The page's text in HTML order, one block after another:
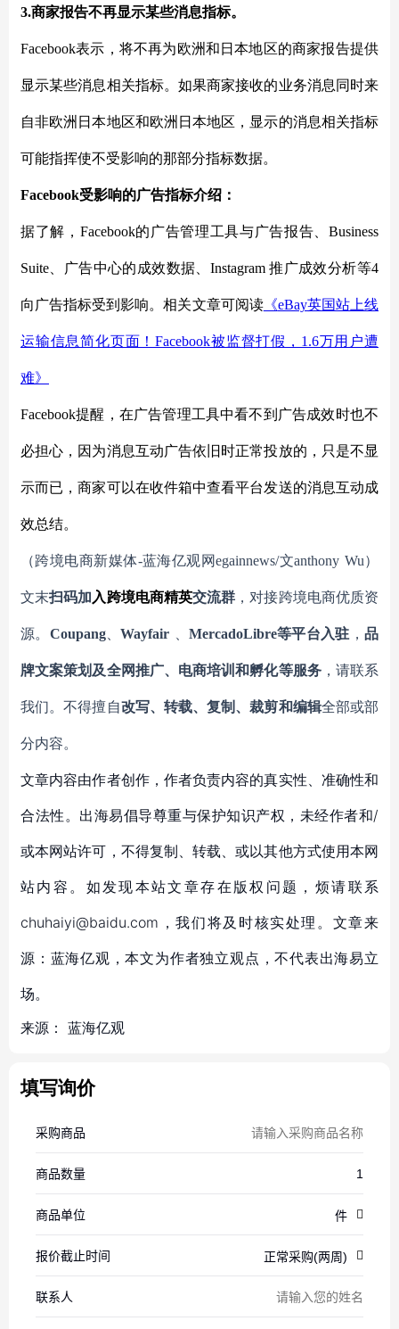
3.商家报告不再显示某些消息指标。
Facebook表示，将不再为欧洲和日本地区的商家报告提供
显示某些消息相关指标。如果商家接收的业务消息同时来
自非欧洲日本地区和欧洲日本地区，显示的消息相关指标
可能指挥使不受影响的那部分指标数据。
Facebook受影响的广告指标介绍：
据了解， Facebook的广告管理工具与广告报告、Business
Suite、广告中心的成效数据、Instagram 推广成效分析等4
向广告指标受到影响。相关文章可阅读《eBay英国站上线
运输信息简化页面！Facebook被监督打假，1.6万用户遭
难》
Facebook提醒，在广告管理工具中看不到广告成效时也不
必担心，因为消息互动广告依旧时正常投放的，只是不显
示而已，商家可以在收件箱中查看平台发送的消息互动成
效总结。
（跨境电商新媒体-蓝海亿观网egainnews/文anthony Wu）
文末扫码加 入 跨境电商精英交流群 ，对接跨境电商优质资
源。 Coupang、Wayfair MercadoLibre等平台入驻 ，品
牌文案策划及全网推广、电商培训和孵化等服务，请联系
我们。不得擅自改写、转载、复制、裁剪和编辑全部或部
分内容。
文章内容由作者创作，作者负责内容的真实性、准确性和
合法性。出海易倡导尊重与保护知识产权，未经作者和/
或本网站许可，不得复制、转载、或以其他方式使用本网
站内容。如发现本站文章存在版权问题，烦请联系
chuhaiyi@baidu.com，我们将及时核实处理。文章来
源：蓝海亿观，本文为作者独立观点，不代表出海易立
场。
来源： 蓝海亿观
填写询价